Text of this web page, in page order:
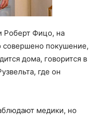
Роберт Фицо, на
совершено покушение,
дома, говорится в
где он
медики, но